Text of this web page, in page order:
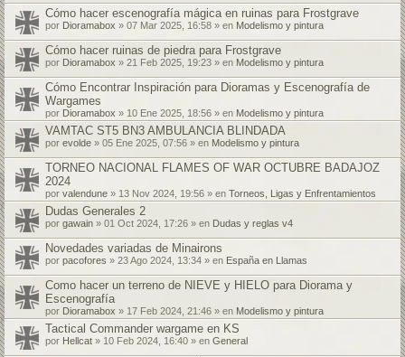
Cómo hacer escenografía mágica en ruinas para Frostgrave
por Dioramabox » 07 Mar 2025, 16:58 » en Modelismo y pintura
Cómo hacer ruinas de piedra para Frostgrave
por Dioramabox » 21 Feb 2025, 19:23 » en Modelismo y pintura
Cómo Encontrar Inspiración para Dioramas y Escenografía de
Wargames
por Dioramabox » 10 Ene 2025, 18:56 » en Modelismo y pintura
VAMTAC ST5 BN3 AMBULANCIA BLINDADA
por evolde » 05 Ene 2025, 07:56 » en Modelismo y pintura
TORNEO NACIONAL FLAMES OF WAR OCTUBRE BADAJOZ
2024
por valendune » 13 Nov 2024, 19:56 » en Torneos, Ligas y Enfrentamientos
Dudas Generales 2
por gawain » 01 Oct 2024, 17:26 » en Dudas y reglas v4
Novedades variadas de Minairons
por pacofores » 23 Ago 2024, 13:34 » en España en Llamas
Como hacer un terreno de NIEVE y HIELO para Diorama y
Escenografía
por Dioramabox » 17 Feb 2024, 21:46 » en Modelismo y pintura
Tactical Commander wargame en KS
por Hellcat » 10 Feb 2024, 16:40 » en General